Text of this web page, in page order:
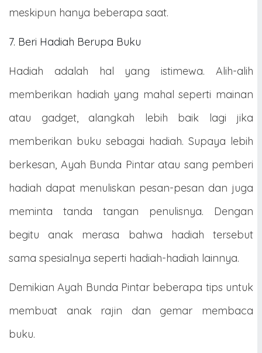
meskipun hanya beberapa saat.
7. Beri Hadiah Berupa Buku
Hadiah adalah hal yang istimewa. Alih-alih
memberikan hadiah yang mahal seperti mainan
atau gadget, alangkah lebih baik lagi jika
memberikan buku sebagai hadiah. Supaya lebih
berkesan, Ayah Bunda Pintar atau sang pemberi
hadiah dapat menuliskan pesan-pesan dan juga
meminta tanda tangan penulisnya. Dengan
begitu anak merasa bahwa hadiah tersebut
sama spesialnya seperti hadiah-hadiah lainnya.
Demikian Ayah Bunda Pintar beberapa tips untuk
membuat anak rajin dan gemar membaca
buku.